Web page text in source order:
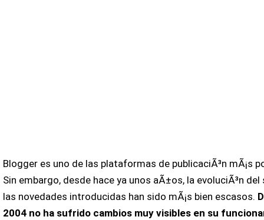
Blogger es uno de las plataformas de publicaciÃ³n mÃ¡s
Sin embargo, desde hace ya unos aÃ±os, la evoluciÃ³n del
las novedades introducidas han sido mÃ¡s bien escasos.
2004 no ha sufrido cambios muy visibles en su